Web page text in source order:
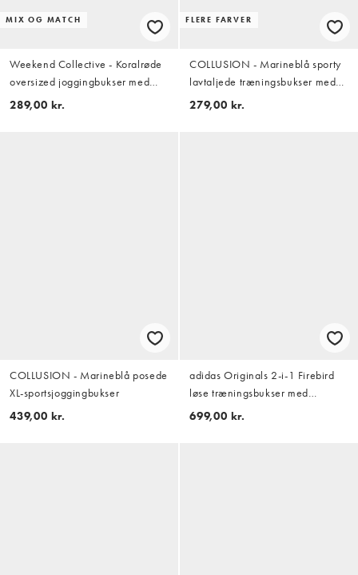
MIX OG MATCH
Weekend Collective - Koralrøde
oversized joggingbukser med
barrel-ben og grafik - Del af sæt
289,00 kr.
FLERE FARVER
COLLUSION - Marineblå sporty
lavtaljede træningsbukser med
svaj - Del af sæt
279,00 kr.
COLLUSION - Marineblå posede
XL-sportsjoggingbukser
439,00 kr.
adidas Originals 2-i-1 Firebird
løse træningsbukser med
blondeskørt i collegiate navy
699,00 kr.